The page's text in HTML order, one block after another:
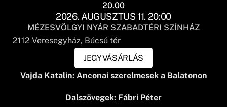
20.00
2026. AUGUSZTUS 11. 20:00
MÉZESVÖLGYI NYÁR SZABADTÉRI SZÍNHÁZ
2112 Veresegyház, Búcsú tér
JEGYVÁSÁRLÁS
Vajda Katalin: Anconai szerelmesek a Balatonon
Dalszövegek: Fábri Péter